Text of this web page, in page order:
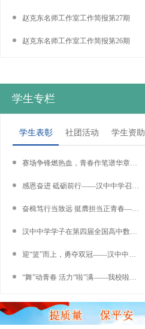
赵克东名师工作室工作简报第27期
赵克东名师工作室工作简报第26期
学生专栏
学生表彰 社团活动 学生资助
赛场争锋燃热血，青春作笔谱华章——汉中中学第42届秋季运动会成功举办
感恩奋进 砥砺前行——汉中中学召开2025年秋季开学典礼暨第41个教师节庆祝大会
奋楫笃行当致远 挺膺担当正青春——汉中中学举办第十三届校园艺术节展演活动
汉中中学学子在第四届全国高中数学建模（应用）能力展示活动中喜获佳绩
迎“篮”而上，勇夺双冠——汉中中学在汉台区第十届中小学校园篮球联赛中获得佳绩
“舞”动青春 活力“啦”满——我校啦啦操队在省上比赛中获特等奖